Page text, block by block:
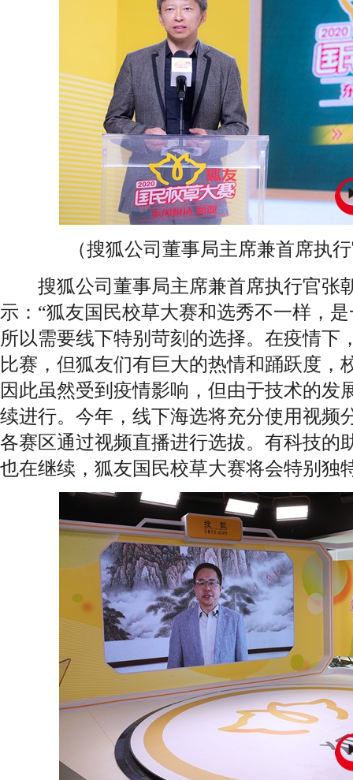
（搜狐公司董事局主席兼首席执
搜狐公司董事局主席兼首席执行官张
示：“狐友国民校草大赛和选秀不一样，
所以需要线下特别苛刻的选择。在疫情下
比赛，但狐友们有巨大的热情和踊跃度，
因此虽然受到疫情影响，但由于技术的发
续进行。今年，线下海选将充分使用视频
各赛区通过视频直播进行选拔。有科技的
也在继续，狐友国民校草大赛将会特别独